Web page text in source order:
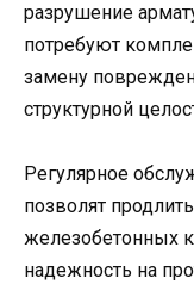
разрушение
потребуют
замену
структурной
Регулярное
позволят
железобетонных
надежность на